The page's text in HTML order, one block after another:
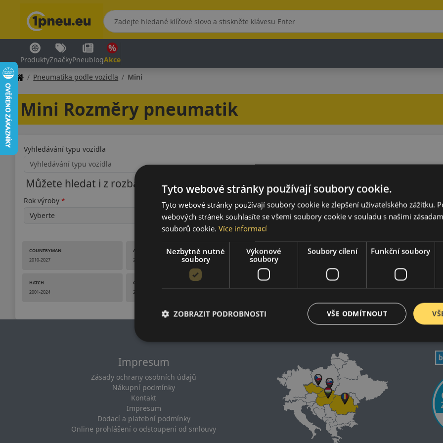
ProduktyZnačkyPneublogAkce
Pneumatika podle vozidla
Mini
Mini Rozměry pneumatik
Vyhledávání typu vozidla
Můžete hledat i z rozbalovací nabídky
Rok výroby Typ
Model
COUNTRYMAN
2010-2027
ACEMAN
2024-2026
CABRIO
2004-2026
CONVERTIBLE
HATCH
2001-2024
ONE
2001-2024
Impresum
Zásady ochrany osobních údajů
Nákupní podmínky
Kontakt
Impresum
Dodací a platební podmínky
Online prohlášení o odstoupení od smlouvy
Tyto webové stránky používají soubory cookie.
Tyto webové stránky používají soubory cookie ke zlepšení uživatelského zážitku.
webových stránek souhlasíte se všemi soubory cookie v souladu s našimi
souborů cookie. Více informací
Nezbytně nutné
soubory
Výkonové
soubory
Soubory cílení Funkční soubory
VŠE ODMÍTNOUT
ZOBRAZIT PODROBNOSTI